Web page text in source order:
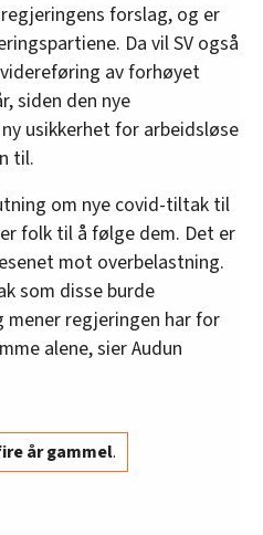
forslag, og er
Da vil SV også
av forhøyet
siden den nye
usikkerhet for arbeidsløse
til.
om nye covid-tiltak til
folk til å følge dem. Det er
mot overbelastning.
som disse burde
regjeringen har for
alene, sier Audun
år gammel.